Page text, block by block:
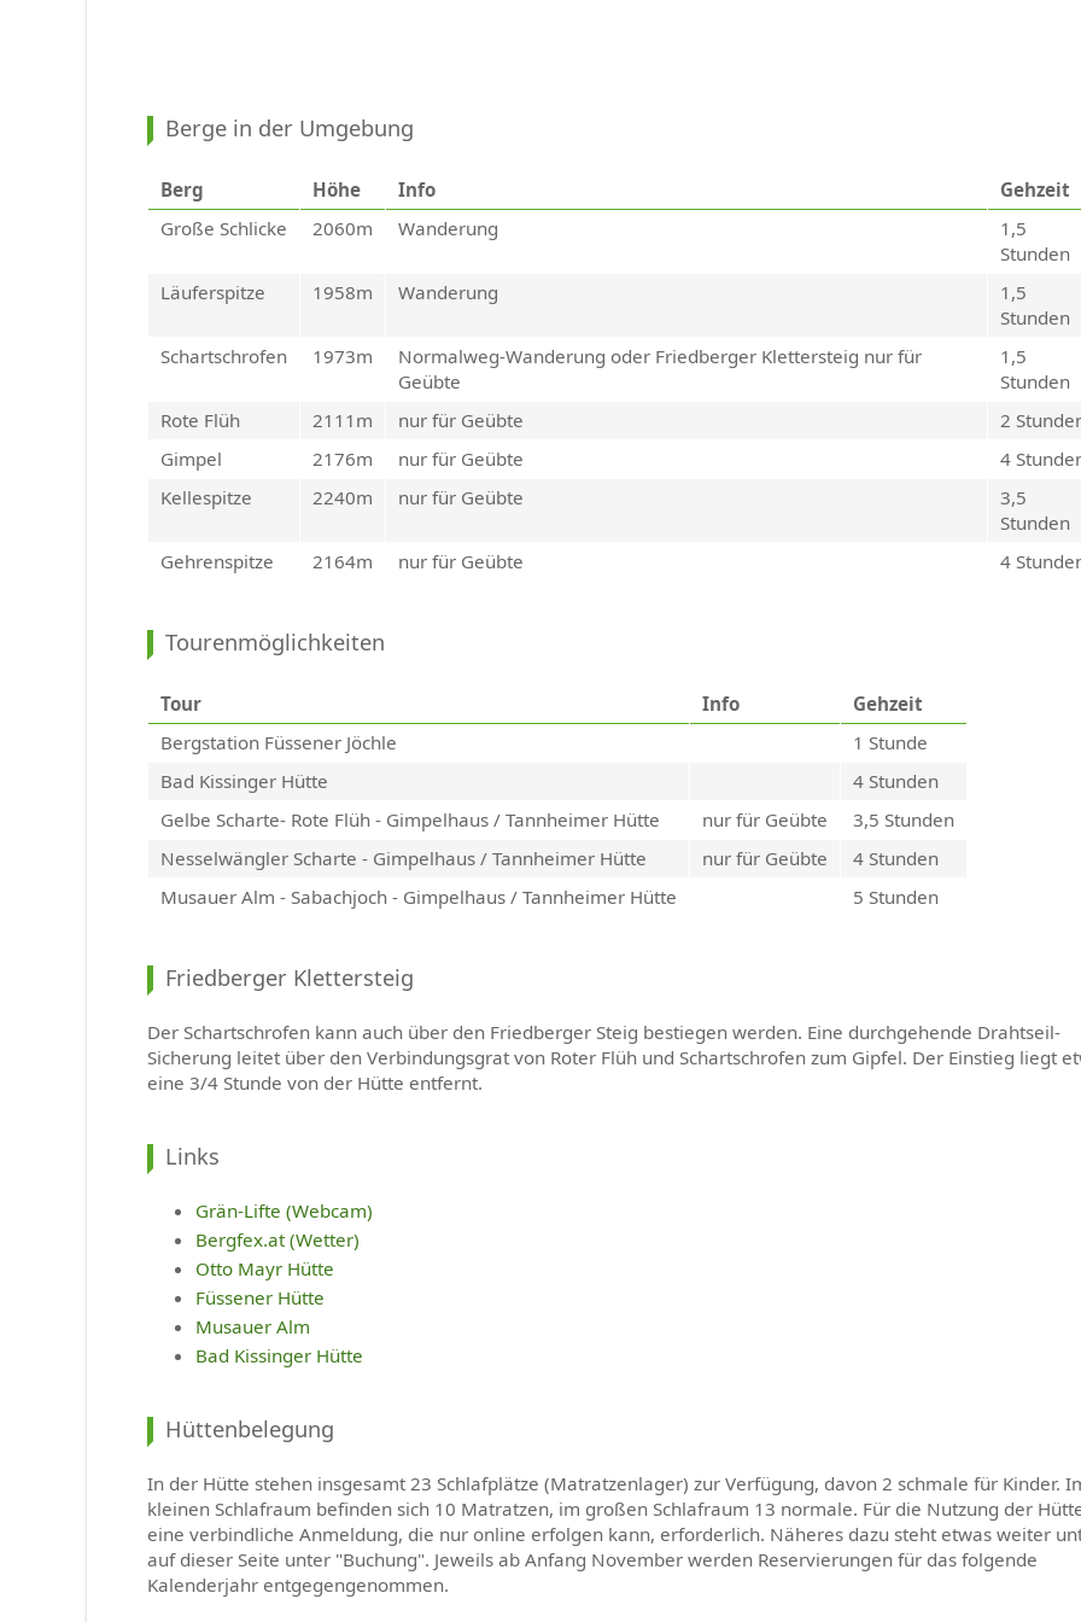
Berge in der Umgebung
Berg Höhe Info
Gehzeit
Große Schlicke
2060m Wanderung
1,5
Stunden
Läuferspitze
1958m Wanderung
1,5
Stunden
Schartschrofen
1973m
Normalweg-Wanderung oder Friedberger Klettersteig nur für
Geübte
1,5
Stunden
Rote Flüh
2111m nur für Geübte
2
Gimpel
2176m nur für Geübte
4
Kellespitze
2240m nur für Geübte
3,5
Stunden
Gehrenspitze
2164m nur für Geübte 4
Tourenmöglichkeiten
Tour Info
Gehzeit
Bergstation Füssener Jöchle
1 Stunde
Bad Kissinger Hütte
4 Stunden
Gelbe Scharte- Rote Flüh - Gimpelhaus / Tannheimer Hütte
nur für Geübte
3,5 Stunden
Nesselwängler Scharte - Gimpelhaus / Tannheimer Hütte
nur für Geübte
4 Stunden
Musauer Alm - Sabachjoch - Gimpelhaus / Tannheimer Hütte
5 Stunden
Friedberger Klettersteig
Der Schartschrofen kann auch über den Friedberger Steig bestiegen werden. Eine durchgehende Drahtseil-
Sicherung leitet über den Verbindungsgrat von Roter Flüh und Schartschrofen zum Gipfel. Der Einstieg liegt
eine 3/4 Stunde von der Hütte entfernt.
Links
Grän-Lifte (Webcam)
Bergfex.at (Wetter)
Otto Mayr Hütte
Füssener Hütte
Musauer Alm
Bad Kissinger Hütte
Hüttenbelegung
In der Hütte stehen insgesamt 23 Schlafplätze (Matratzenlager) zur Verfügung, davon 2 schmale für Kinder.
kleinen Schlafraum befinden sich 10 Matratzen, im großen Schlafraum 13 normale. Für die Nutzung der
eine verbindliche Anmeldung, die nur online erfolgen kann, erforderlich. Näheres dazu steht etwas weiter
auf dieser Seite unter "Buchung". Jeweils ab Anfang November werden Reservierungen für das folgende
Kalenderjahr entgegengenommen.